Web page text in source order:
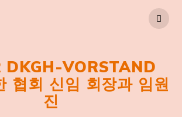
DKGH-VORSTAND
협회 신임 회장과 임원
진